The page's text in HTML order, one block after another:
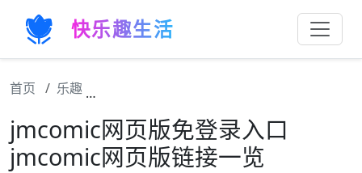
快乐趣生活
首页 乐趣
jmcomic网页版免登录入口
jmcomic网页版链接一览